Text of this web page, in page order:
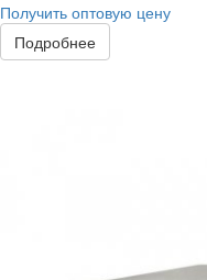
Получить оптовую цену
Подробнее